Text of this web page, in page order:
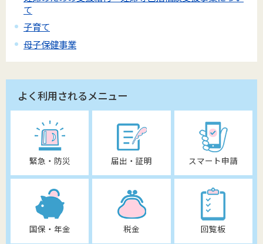
て
子育て
母子保健事業
よく利用されるメニュー
緊急・防災 届出・証明 スマート申請
国保・年金 税金 回覧板